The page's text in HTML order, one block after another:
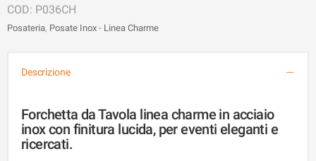
P036CH
Posateria, Posate Inox - Linea Charme
Descrizione
Forchetta da Tavola linea charme in acciaio
inox con finitura lucida, per eventi eleganti e
ricercati.